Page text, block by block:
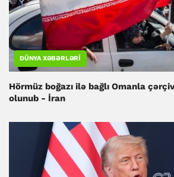
DÜNYA XƏBƏRLƏRI
Hörmüz boğazı ilə bağlı Omanla
olunub - İran